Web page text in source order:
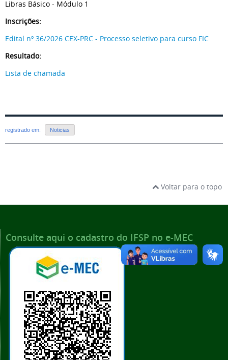
Libras Básico - Módulo 1
Inscrições:
Edital nº 36/2026 CEX-PRC - Processo seletivo para curso FIC
Resultado:
Lista de chamada
registrado em: Noticias
Voltar para o topo
Consulte aqui o cadastro do IFSP no e-MEC